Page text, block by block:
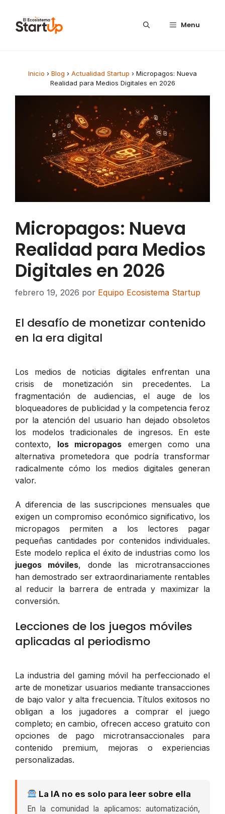
Menu
Inicio › Blog › Actualidad Startup › Micropagos: Nueva
Realidad para Medios Digitales en 2026
Micropagos: Nueva
Realidad para Medios
Digitales en 2026
febrero 19, 2026 por Equipo Ecosistema Startup
El desafío de monetizar contenido
en la era digital
Los medios de noticias digitales enfrentan una
crisis de monetización sin precedentes. La
fragmentación de audiencias, el auge de los
bloqueadores de publicidad y la competencia feroz
por la atención del usuario han dejado obsoletos
los modelos tradicionales de ingresos. En este
contexto, los micropagos emergen como una
alternativa prometedora que podría transformar
radicalmente cómo los medios digitales generan
valor.
A diferencia de las suscripciones mensuales que
exigen un compromiso económico significativo, los
micropagos permiten a los lectores pagar
pequeñas cantidades por contenidos individuales.
Este modelo replica el éxito de industrias como los
juegos móviles, donde las microtransacciones
han demostrado ser extraordinariamente rentables
al reducir la barrera de entrada y maximizar la
conversión.
Lecciones de los juegos móviles
aplicadas al periodismo
La industria del gaming móvil ha perfeccionado el
arte de monetizar usuarios mediante transacciones
de bajo valor y alta frecuencia. Títulos exitosos no
obligan a los jugadores a comprar el juego
completo; en cambio, ofrecen acceso gratuito con
opciones de pago microtransaccionales para
contenido premium, mejoras o experiencias
personalizadas.
La IA no es solo para leer sobre ella
En la comunidad la aplicamos: automatización,